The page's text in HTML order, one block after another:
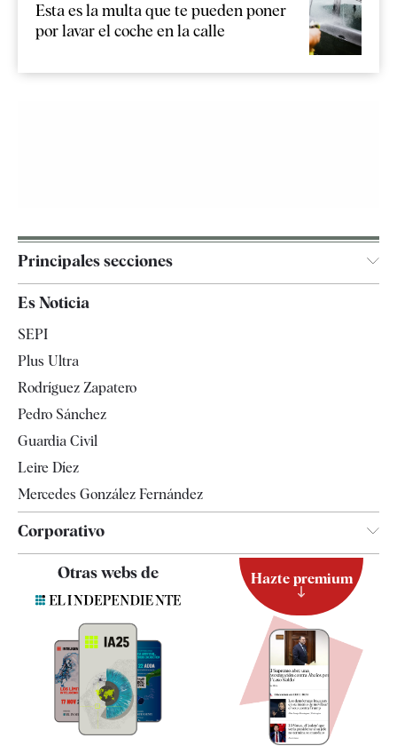
Esta es la multa que te pueden poner
por lavar el coche en la calle
Principales secciones
España
Televisión
Es Noticia
SEPI
Plus Ultra
Rodríguez Zapatero
Pedro Sánchez
Guardia Civil
Leire Díez
Mercedes González Fernández
Corporativo
Contacto
Quiénes somos
Especificaciones
Otras webs de Hazte premium